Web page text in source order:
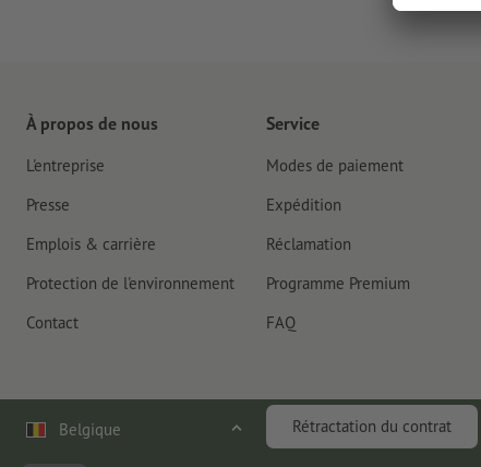
À propos de nous
L'entreprise
Presse
Emplois & carrière
Protection de l'environnement
Contact
Service
Modes de paiement
Expédition
Réclamation
Programme Premium
FAQ
Belgique Rétractation du contrat